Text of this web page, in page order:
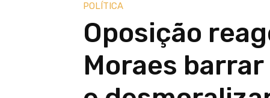
POLÍTICA
Oposição
Moraes